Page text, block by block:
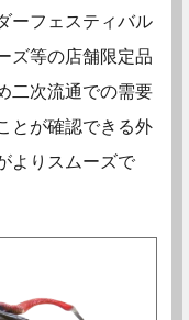
ーフェスティバル
ズ等の店舗限定品
二次流通での需要
とが確認できる外
よりスムーズで